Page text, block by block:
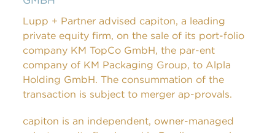
Lupp + Partner advised capiton, a leading
private equity firm, on the sale of its port-folio
company KM TopCo GmbH, the par-ent
company of KM Packaging Group, to Alpla
Holding GmbH. The consummation of the
transaction is subject to merger ap-provals.
capiton is an independent, owner-managed